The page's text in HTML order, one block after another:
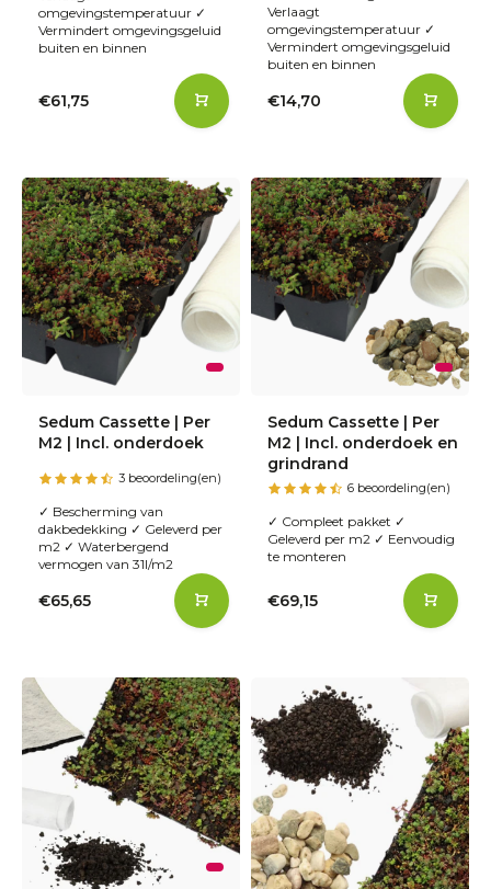
omgevingstemperatuur ✓
Vermindert omgevingsgeluid
buiten en binnen
€61,75
Verlaagt
omgevingstemperatuur ✓
Vermindert omgevingsgeluid
buiten en binnen
€14,70
Sedum Cassette | Per
M2 | Incl. onderdoek
3 beoordeling(en)
✓ Bescherming van
dakbedekking ✓ Geleverd per
m2 ✓ Waterbergend
vermogen van 31l/m2
€65,65
Sedum Cassette | Per
M2 | Incl. onderdoek en
grindrand
6 beoordeling(en)
✓ Compleet pakket ✓
Geleverd per m2 ✓ Eenvoudig
te monteren
€69,15